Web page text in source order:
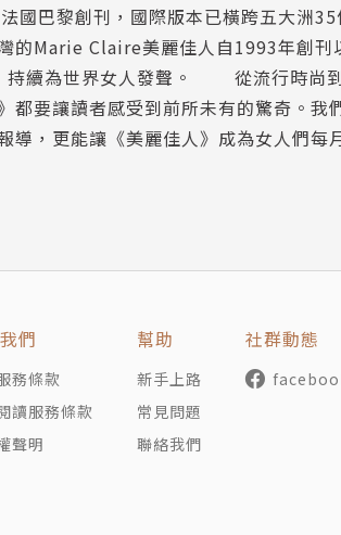
瑜
書籍和藝術展覽，讓你分秒過得真實
革命
藝術再合奏
國巴黎創刊，國際版本已橫跨五大洲
的Marie Claire美麗佳人自1993年創
續為世界女人發聲。 從流行時尚到
都要讓讀者感受到前所未有的驚奇。我
，更能讓《美麗佳人》成為女人們每
們
務條款
讀服務條款
聲明
幫助
新手上路
常見問題
聯絡我們
社群動態